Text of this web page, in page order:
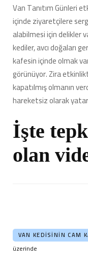
Van Tanıtım Günleri
içinde ziyaretçilere
alabilmesi için delikler
kediler, avcı doğaları
kafesin içinde olmak
görünüyor. Zira
kapatılmış olmanın
hareketsiz olarak
İşte
olan
VAN KEDISININ CAM
üzerinde